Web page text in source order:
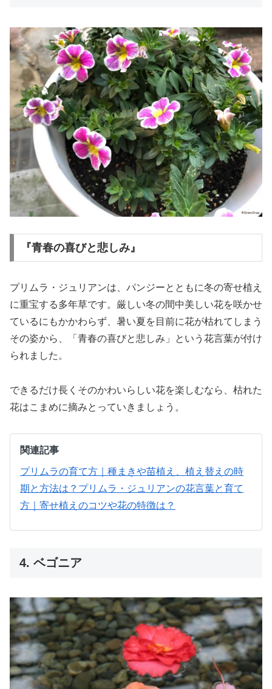
『青春の喜びと悲しみ』
プリムラ・ジュリアンは、パンジーとともに冬の寄せ植え
に重宝する多年草です。厳しい冬の間中美しい花を咲かせ
ているにもかかわらず、暑い夏を目前に花が枯れてしまう
その姿から、「青春の喜びと悲しみ」という花言葉が付け
られました。
できるだけ長くそのかわいらしい花を楽しむなら、枯れた
花はこまめに摘みとっていきましょう。
関連記事
プリムラの育て方｜種まきや苗植え、植え替えの時
期と方法は？ プリムラ・ジュリアンの花言葉と育て
方｜寄せ植えのコツや花の特徴は？
4. ベゴニア